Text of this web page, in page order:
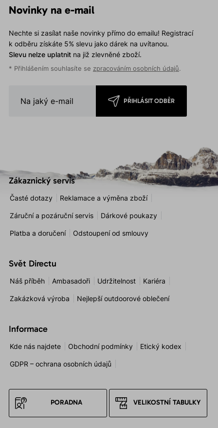
Novinky na e-mail
Nechte si zasílat naše novinky přímo do emailu! Registrací
k odběru získáte 5% slevu jako dárek na uvítanou.
Slevu nelze uplatnitna již zlevněné zboží.
* Přihlášením souhlasíte se zpracováním osobních údajů.
PŘIHLÁSIT ODBĚR
Zákaznický servis
Časté dotazy Reklamace a výměna zboží
Záruční a pozáruční servis Dárkové poukazy
Platba a doručení Odstoupení od smlouvy
Svět Directu
Náš příběh Ambasadoři Udržitelnost Kariéra
Zakázková výroba Nejlepší outdoorové oblečení
Informace
Kde nás najdete Obchodní podmínky Etický kodex
GDPR – ochrana osobních údajů
PORADNA VELIKOSTNÍ TABULKY